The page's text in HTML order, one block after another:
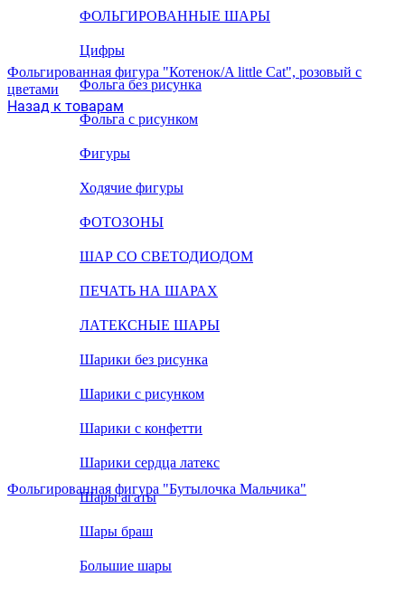
ФОЛЬГИРОВАННЫЕ ШАРЫ
Цифры
Фольга без рисунка
Фольга с рисунком
Фигуры
Ходячие фигуры
ФОТОЗОНЫ
ШАР СО СВЕТОДИОДОМ
ПЕЧАТЬ НА ШАРАХ
ЛАТЕКСНЫЕ ШАРЫ
Шарики без рисунка
Шарики с рисунком
Шарики с конфетти
Шарики сердца латекс
Шары агаты
Шары браш
Большие шары
Фольгированная фигура "Котенок/A little Cat", розовый с
цветами
Назад к товарам
Фольгированная фигура "Бутылочка Мальчика"